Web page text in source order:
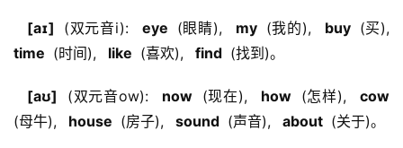
  [aɪ]
(双元音i):
  eye
(眼睛),
  my
(我的),
  buy
time (时间),
  like
(喜欢),
  find
(找到)。
  [aʊ]
(双元音ow):
  now
(现在),
  how
(怎样),
(母牛),
  house
(房子),
  sound
(声音),
  about
(关于)。